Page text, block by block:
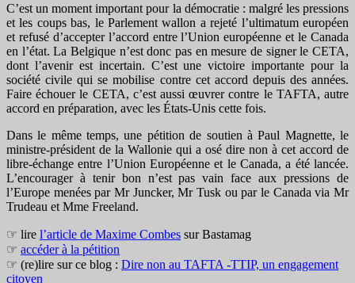
C’est un moment important pour la démocratie : malgré les pressions
et les coups bas, le Parlement wallon a rejeté l’ultimatum européen
et refusé d’accepter l’accord entre l’Union européenne et le Canada
en l’état. La Belgique n’est donc pas en mesure de signer le CETA,
dont l’avenir est incertain. C’est une victoire importante pour la
société civile qui se mobilise contre cet accord depuis des années.
Faire échouer le CETA, c’est aussi œuvrer contre le TAFTA, autre
accord en préparation, avec les États-Unis cette fois.
Dans le même temps, une pétition de soutien à Paul Magnette, le
ministre-président de la Wallonie qui a osé dire non à cet accord de
libre-échange entre l’Union Européenne et le Canada, a été lancée.
L’encourager à tenir bon n’est pas vain face aux pressions de
l’Europe menées par Mr Juncker, Mr Tusk ou par le Canada via Mr
Trudeau et Mme Freeland.
☞ lire l’article de Maxime Combes sur Bastamag
☞ accéder à la pétition
☞ (re)lire sur ce blog : Dire non au TAFTA -TTIP, un engagement
citoyen